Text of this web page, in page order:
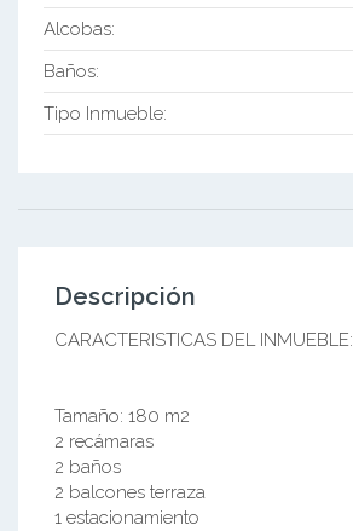
Alcobas:
Baños:
Tipo Inmueble:
Descripción
​​​​​CARACTERISTICAS DEL INMUEBLE:
Tamaño: 180 m2
2 recámaras
2 baños
2 balcones terraza
1 estacionamiento